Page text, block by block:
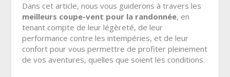
Dans cet article, nous vous guiderons à travers les
meilleurs coupe-vent pour la randonnée, en
tenant compte de leur légèreté, de leur
performance contre les intempéries, et de leur
confort pour vous permettre de profiter pleinement
de vos aventures, quelles que soient les conditions.